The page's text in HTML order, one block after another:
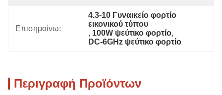
Επισημαίνω:
4.3-10 Γυναικείο φορτίο
εικονικού τύπου
, 100W ψεύτικο φορτίο,
DC-6GHz ψεύτικο φορτίο
Περιγραφή Προϊόντων